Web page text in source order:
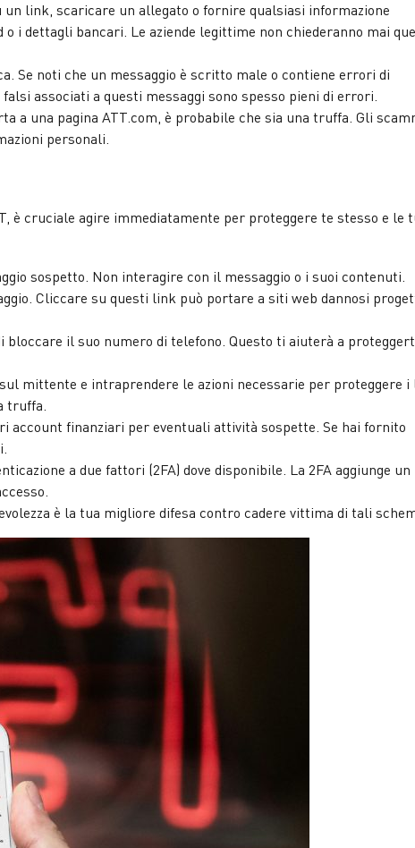
link, scaricare un allegato o fornire qualsiasi informazione
i dettagli bancari. Le aziende legittime non chiederanno mai
Se noti che un messaggio è scritto male o contiene errori di
associati a questi messaggi sono spesso pieni di errori.
a una pagina ATT.com, è probabile che sia una truffa. Gli
personali.
è cruciale agire immediatamente per proteggere te stesso e le
sospetto. Non interagire con il messaggio o i suoi contenuti.
Cliccare su questi link può portare a siti web dannosi
il suo numero di telefono. Questo ti aiuterà a
mittente e intraprendere le azioni necessarie per proteggere i
truffa.
finanziari per eventuali attività sospette. Se hai fornito
a due fattori (2FA) dove disponibile. La 2FA aggiunge
è la tua migliore difesa contro cadere vittima di tali